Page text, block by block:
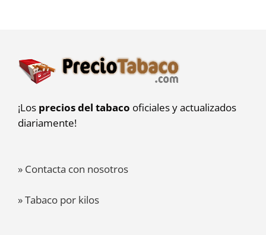
¡Los precios del tabaco oficiales y actualizados
diariamente!
» Contacta con nosotros
» Tabaco por kilos